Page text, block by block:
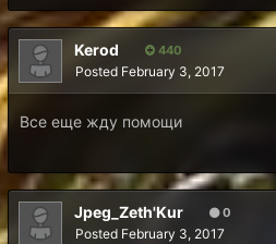
Kerod 440
Posted February 3, 2017
Все еще жду помощи
Jpeg_Zeth'Kur 0
Posted February 3, 2017